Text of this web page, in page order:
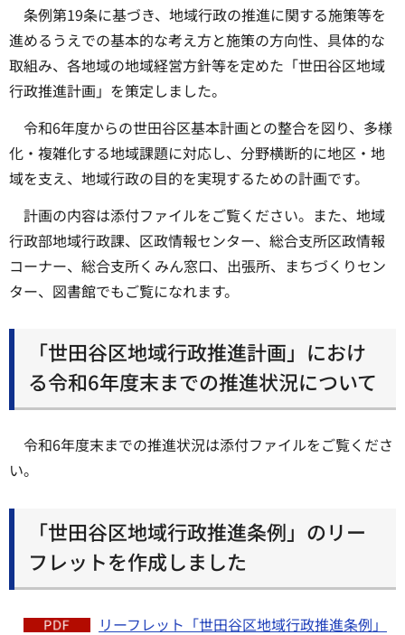
条例第19条に基づき、地域行政の推進に関する施策等を
進めるうえでの基本的な考え方と施策の方向性、具体的な
取組み、各地域の地域経営方針等を定めた「世田谷区地域
行政推進計画」を策定しました。
令和6年度からの世田谷区基本計画との整合を図り、多様
化・複雑化する地域課題に対応し、分野横断的に地区・地
域を支え、地域行政の目的を実現するための計画です。
計画の内容は添付ファイルをご覧ください。また、地域
行政部地域行政課、区政情報センター、総合支所区政情報
コーナー、総合支所くみん窓口、出張所、まちづくりセン
ター、図書館でもご覧になれます。
「世田谷区地域行政推進計画」におけ
る令和6年度末までの推進状況について
令和6年度末までの推進状況は添付ファイルをご覧くださ
い。
「世田谷区地域行政推進条例」のリー
フレットを作成しました
リーフレット「世田谷区地域行政推進条例」